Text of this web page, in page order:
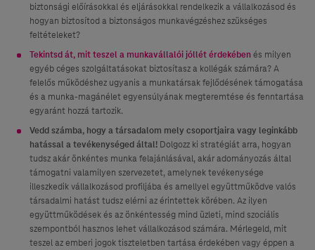
biztonsági előírásokkal és eljárásokkal rendelkezik a vállalkozásod és
hogyan biztosítod a biztonságos munkavégzéshez szükséges
feltételeket?
Tekintsd át, mit teszel a munkavállalói jóllét érdekébenés milyen
egyéb céges szolgáltatásokat biztosítasz a kollégák számára? A
felelős működéshez ugyanis a munkatársak fejlődésének támogatása
és a munka-magánélet egyensúlyának megteremtése és fenntartása
egyaránt hozzá tartozik.
Vedd számba, hogy a társadalom mely csoportjaira vagy leginkább
hatással a tevékenységed által! Dolgozz ki stratégiát arra, hogyan
tudsz akár önkéntes munka felajánlásával, akár adományozás által
támogatni valamilyen szervezetet, amelynek tevékenysége
illeszkedik vállalkozásod profiljába és amellyel együttműködve valós
társadalmi hatást tudsz elérni az érintettek körében. Az ilyen
együttműködések és az önkéntesség mind üzleti, mind szociális
szempontból hasznos lehet vállalkozásod számára. Mérlegeld, mit
teszel az emberi jogok tiszteletben tartása érdekében vagy éppen a